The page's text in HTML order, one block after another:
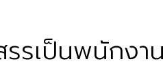
รเป็นพนักงา